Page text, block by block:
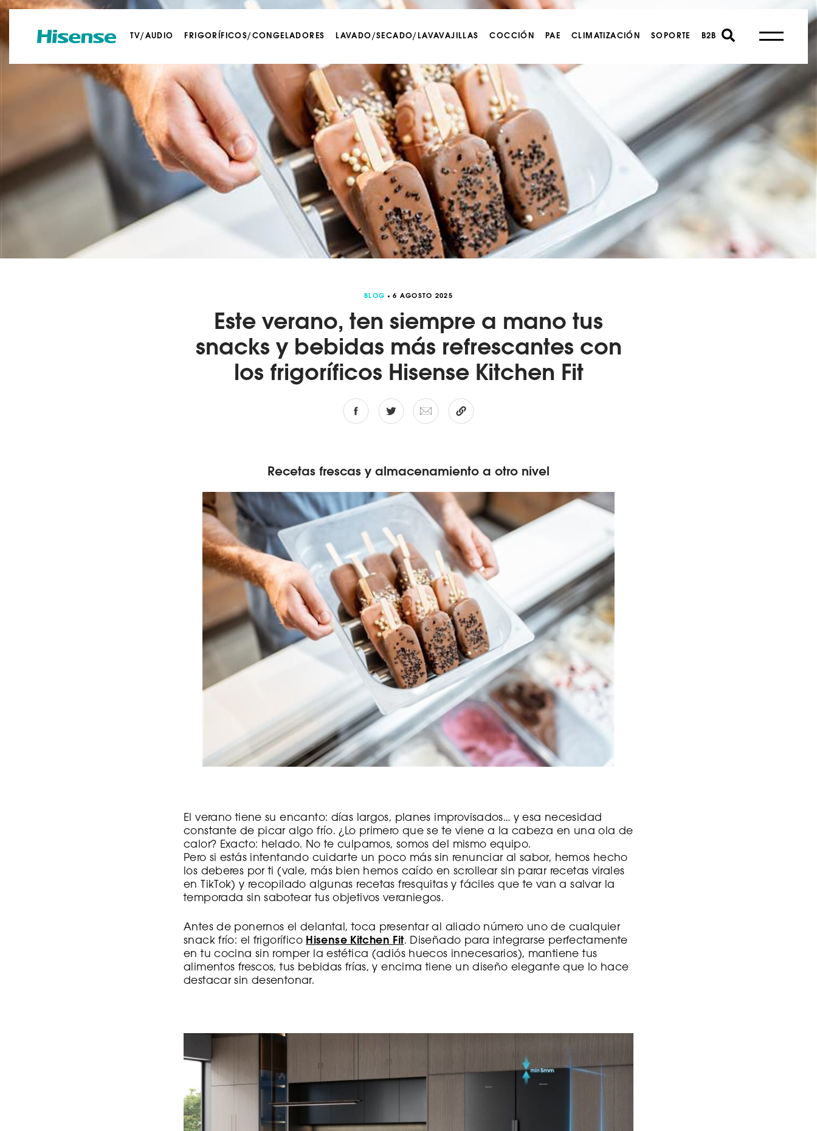
TV/AUDIO FRIGORÍFICOS/CONGELADORES LAVADO/SECADO/LAVAVAJILLAS COCCIÓN PAE CLIMATIZACIÓN SOPORTE B2B
BLOG 6 AGOSTO 2025
Este verano, ten siempre a mano tus
snacks y bebidas más refrescantes con
los frigoríficos Hisense Kitchen Fit
Recetas frescas y almacenamiento a otro nivel
El verano tiene su encanto: días largos, planes improvisados… y esa necesidad
constante de picar algo frío. ¿Lo primero que se te viene a la cabeza en una ola de
calor? Exacto: helado. No te culpamos, somos del mismo equipo.
Pero si estás intentando cuidarte un poco más sin renunciar al sabor, hemos hecho
los deberes por ti (vale, más bien hemos caído en scrollear sin parar recetas virales
en TikTok) y recopilado algunas recetas fresquitas y fáciles que te van a salvar la
temporada sin sabotear tus objetivos veraniegos.
Antes de ponernos el delantal, toca presentar al aliado número uno de cualquier
snack frío: el frigorífico Hisense Kitchen Fit. Diseñado para integrarse perfectamente
en tu cocina sin romper la estética (adiós huecos innecesarios), mantiene tus
alimentos frescos, tus bebidas frías, y encima tiene un diseño elegante que lo hace
destacar sin desentonar.